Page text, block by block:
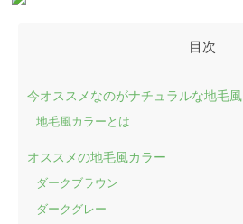
今オススメなのがナチュラルな地毛風
地毛風カラーとは
オススメの地毛風カラー
ダークブラウン
ダークグレー